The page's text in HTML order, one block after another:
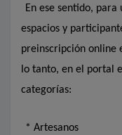
En ese sentido,
espacios y
preinscripción online
lo tanto, en el portal
categorías:
* Artesanos